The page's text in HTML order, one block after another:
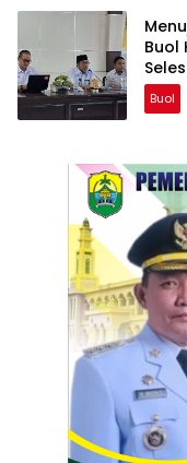
Buol
Buol